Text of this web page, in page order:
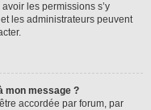
les permissions s’y
les administrateurs peuvent
mon message ?
accordée par forum, par